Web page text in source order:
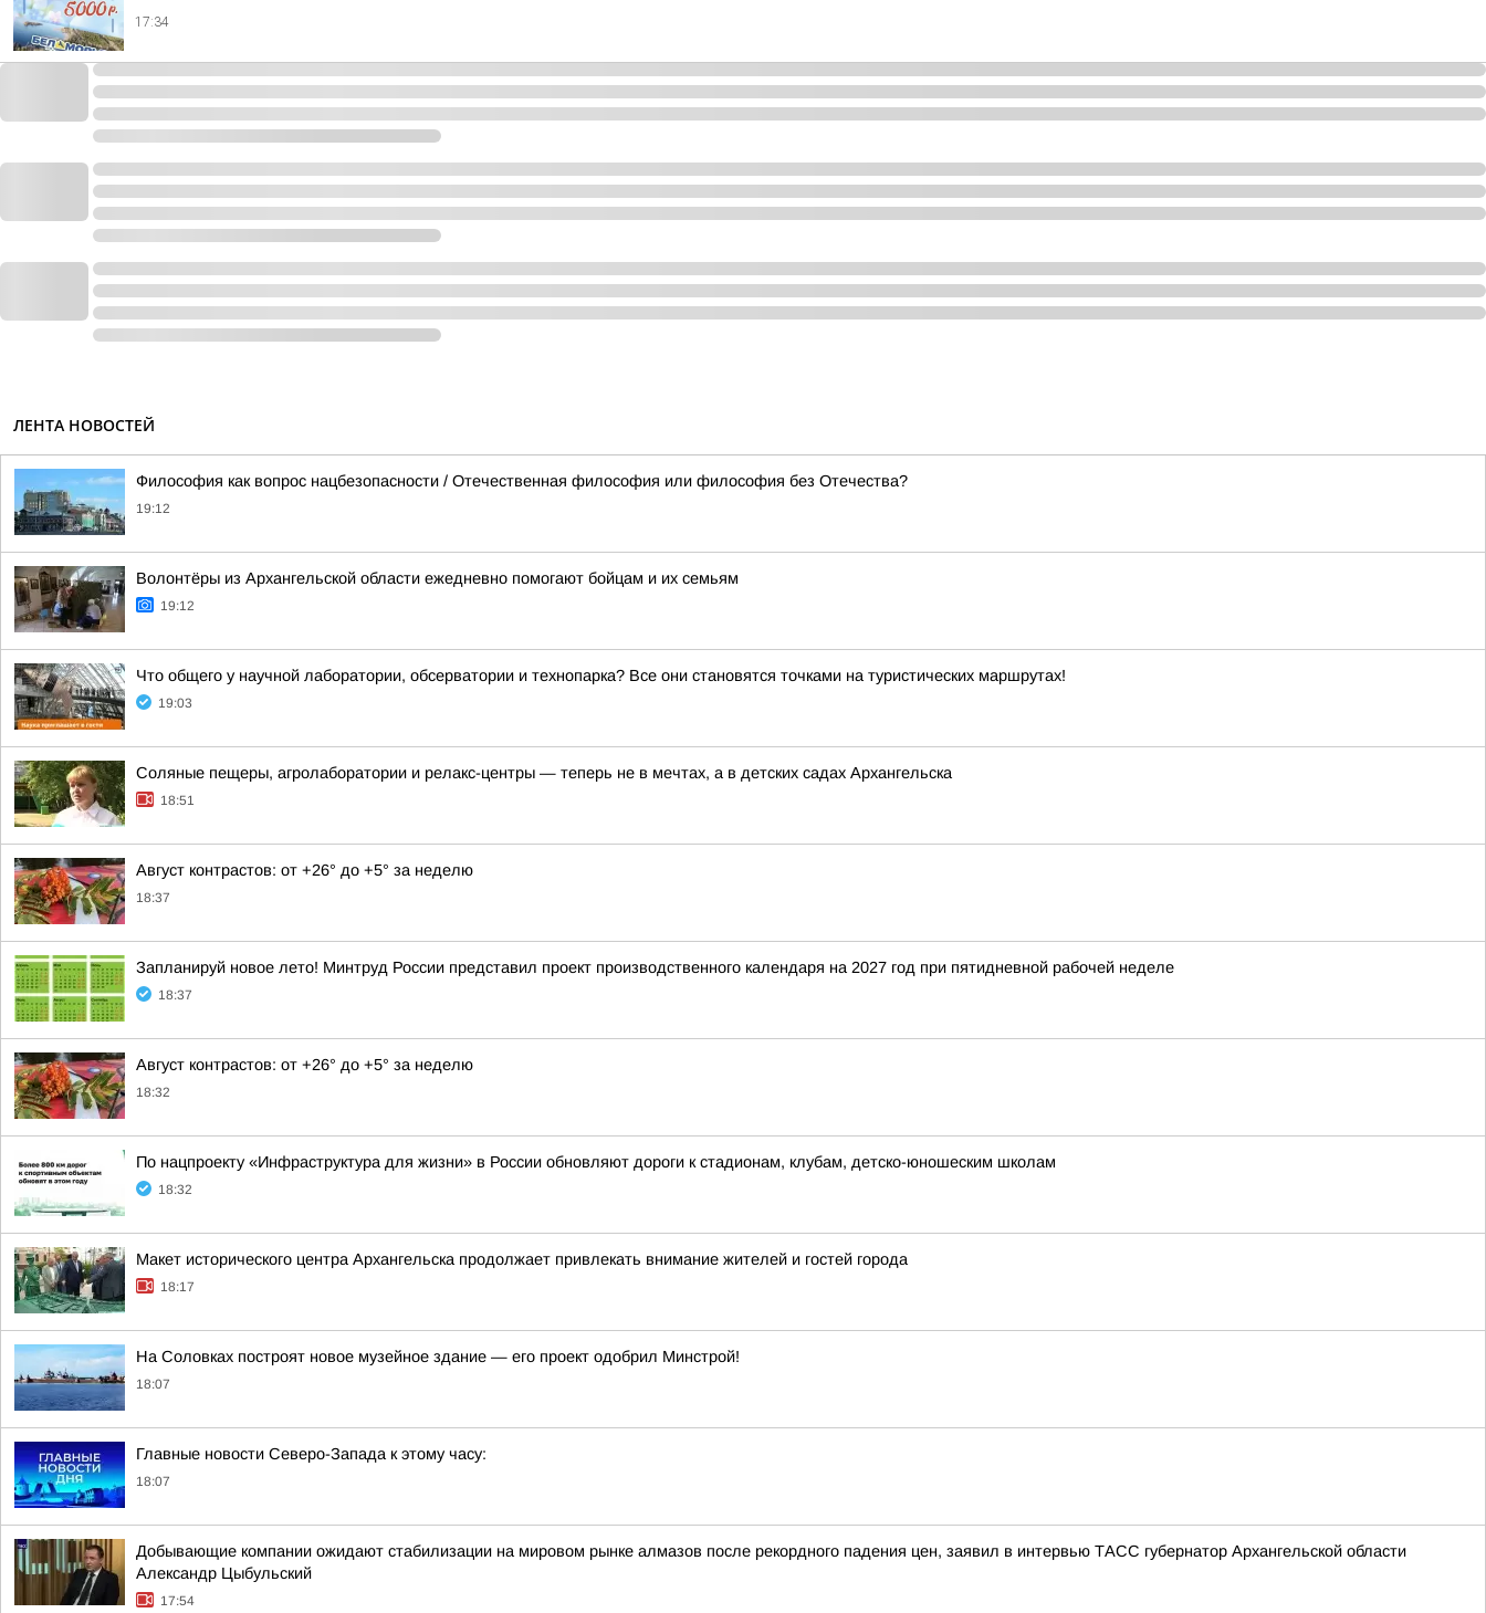
17:34
ЛЕНТА НОВОСТЕЙ
Философия как вопрос нацбезопасности / Отечественная философия или философия без Отечества?
19:12
Волонтёры из Архангельской области ежедневно помогают бойцам и их семьям
19:12
Что общего у научной лаборатории, обсерватории и технопарка? Все они становятся точками на туристических маршрутах!
19:03
Соляные пещеры, агролаборатории и релакс-центры — теперь не в мечтах, а в детских садах Архангельска
18:51
Август контрастов: от +26° до +5° за неделю
18:37
Запланируй новое лето! Минтруд России представил проект производственного календаря на 2027 год при пятидневной рабочей неделе
18:37
Август контрастов: от +26° до +5° за неделю
18:32
По нацпроекту «Инфраструктура для жизни» в России обновляют дороги к стадионам, клубам, детско-юношеским школам
18:32
Макет исторического центра Архангельска продолжает привлекать внимание жителей и гостей города
18:17
На Соловках построят новое музейное здание — его проект одобрил Минстрой!
18:07
Главные новости Северо-Запада к этому часу:
18:07
Добывающие компании ожидают стабилизации на мировом рынке алмазов после рекордного падения цен, заявил в интервью ТАСС губернатор Архангельской области
Александр Цыбульский
17:54